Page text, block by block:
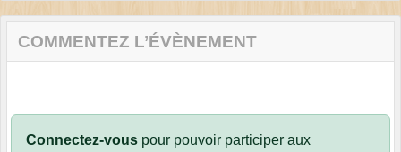
COMMENTEZ L’ÉVÈNEMENT
Connectez-vous pour pouvoir participer aux